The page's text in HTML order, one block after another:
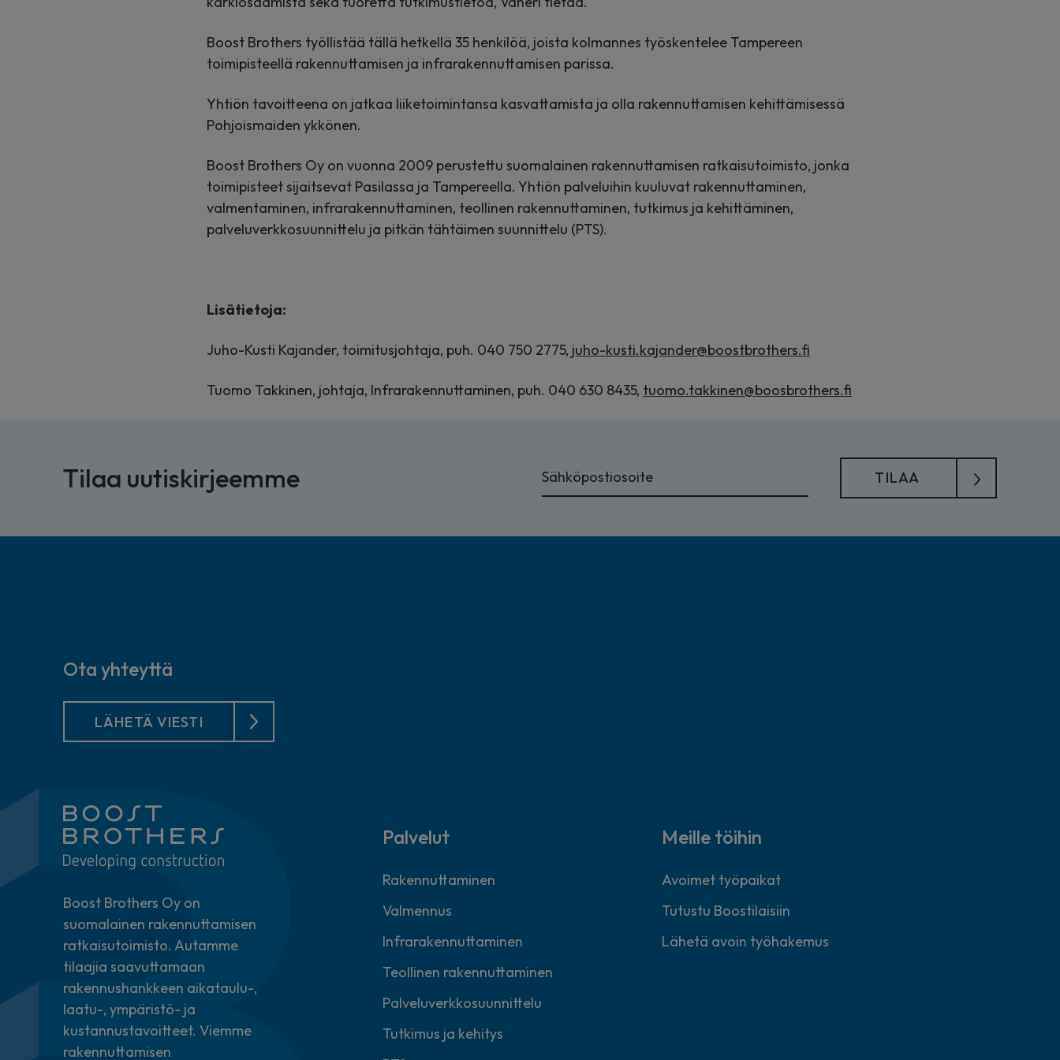
Boost Brothers työllistää tällä hetkellä 35 henkilöä, joista kolmannes työskentelee Tampereen
toimipisteellä rakennuttamisen ja infrarakennuttamisen parissa.
Yhtiön tavoitteena on jatkaa liiketoimintansa kasvattamista ja olla rakennuttamisen kehittämisessä
Pohjoismaiden ykkönen.
Boost Brothers Oy on vuonna 2009 perustettu suomalainen rakennuttamisen ratkaisutoimisto, jonka
toimipisteet sijaitsevat Pasilassa ja Tampereella. Yhtiön palveluihin kuuluvat rakennuttaminen,
valmentaminen, infrarakennuttaminen, teollinen rakennuttaminen, tutkimus ja kehittäminen,
palveluverkkosuunnittelu ja pitkän tähtäimen suunnittelu (PTS).
Lisätietoja:
Juho-Kusti Kajander, toimitusjohtaja, puh. 040 750 2775, juho-kusti.kajander@boostbrothers.fi
Tuomo Takkinen, johtaja, Infrarakennuttaminen, puh. 040 630 8435, tuomo.takkinen@boosbrothers.fi
Tilaa uutiskirjeemme
Boost Brothers Oy on
suomalainen rakennuttamisen
ratkaisutoimisto. Autamme
tilaajia saavuttamaan
rakennushankkeen aikataulu-,
laatu-, ympäristö- ja
kustannustavoitteet. Viemme
rakennuttamisen
Palvelut
Rakennuttaminen
Valmennus
Infrarakennuttaminen
Teollinen rakennuttaminen
Palveluverkkosuunnittelu
Tutkimus ja kehitys
Meille töihin
Avoimet työpaikat
Tutustu Boostilaisiin
Lähetä avoin työhakemus
Ota yhteyttä
LÄHETÄ VIESTI